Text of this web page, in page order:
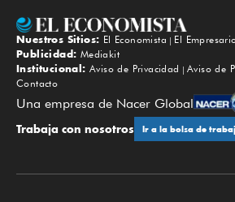
Nuestros Sitios: El Economista El
Publicidad: Mediakit
Institucional: Aviso de Privacidad
Aviso de
Contacto
Una empresa de Nacer Global
Trabaja con nosotros Ir a la bolsa de